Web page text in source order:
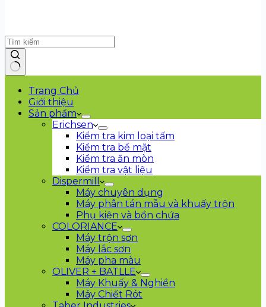
Trang Chủ
Giới thiệu
Sản phẩm
Erichsen
Kiểm tra kim loại tấm
Kiểm tra bề mặt
Kiểm tra ăn mòn
Kiểm tra vật liệu
Dispermill
Máy chuyên dụng
Máy phân tán mẫu và khuấy trộn
Phụ kiện và bồn chứa
COLORIANCE
Máy trộn sơn
Máy lắc sơn
Máy pha màu
OLIVER + BATLLE
Máy Khuấy & Nghiền
Máy Chiết Rót